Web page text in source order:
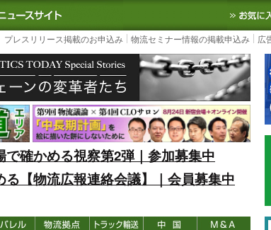
｜国内最大の物流ニュースサイト3PL, SCMなど国内外の最
プレスリリース掲載のお申込み 物流セミナー情報の掲載申込み 広
確かめる視察第2弾｜参加募集中
【物流広報連絡会議】｜会員募集中